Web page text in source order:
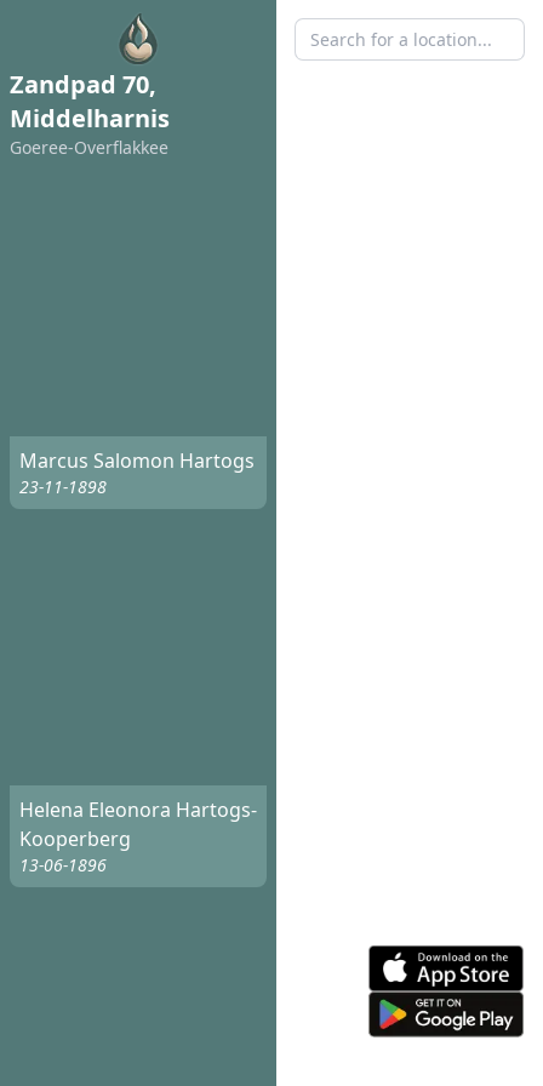
Zandpad 70,
Middelharnis
Goeree-Overflakkee
Marcus Salomon Hartogs
23-11-1898
Helena Eleonora Hartogs-
Kooperberg
13-06-1896